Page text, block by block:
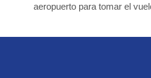
aeropuerto para tomar el